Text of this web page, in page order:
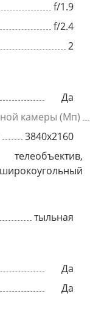
f/1.9
f/2.4
2
Да
камеры (Мп)
3840x2160
телеобъектив,
широкоугольный
тыльная
Да
Да